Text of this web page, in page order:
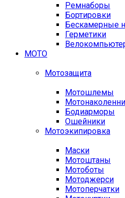
Ремнаборы
Бортировки
Бескамерные
Герметики
МОТО
Мотозащита
Мотошлемы
Бодиарморы
Ошейники
Мотоэкипировка
Маски
Мотоштаны
Мотоботы
Мотоджерси
Мотоперчатки